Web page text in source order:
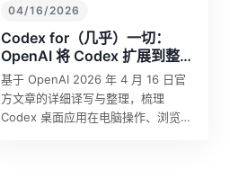
04/16/2026
Codex for（几乎）一切：
OpenAI 将 Codex 扩展到整个
开发工作流
基于 OpenAI 2026 年 4 月 16 日官
方文章的详细译写与整理，梳理
Codex 桌面应用在电脑操作、浏览